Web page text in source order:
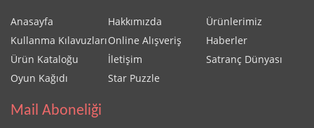
Anasayfa Hakkımızda
Ürünlerimiz
Kullanma KılavuzlarıOnline Alışveriş
Haberler
Ürün Kataloğu
İletişim
Satranç Dünyası
Oyun Kağıdı
Star Puzzle
Mail Aboneliği